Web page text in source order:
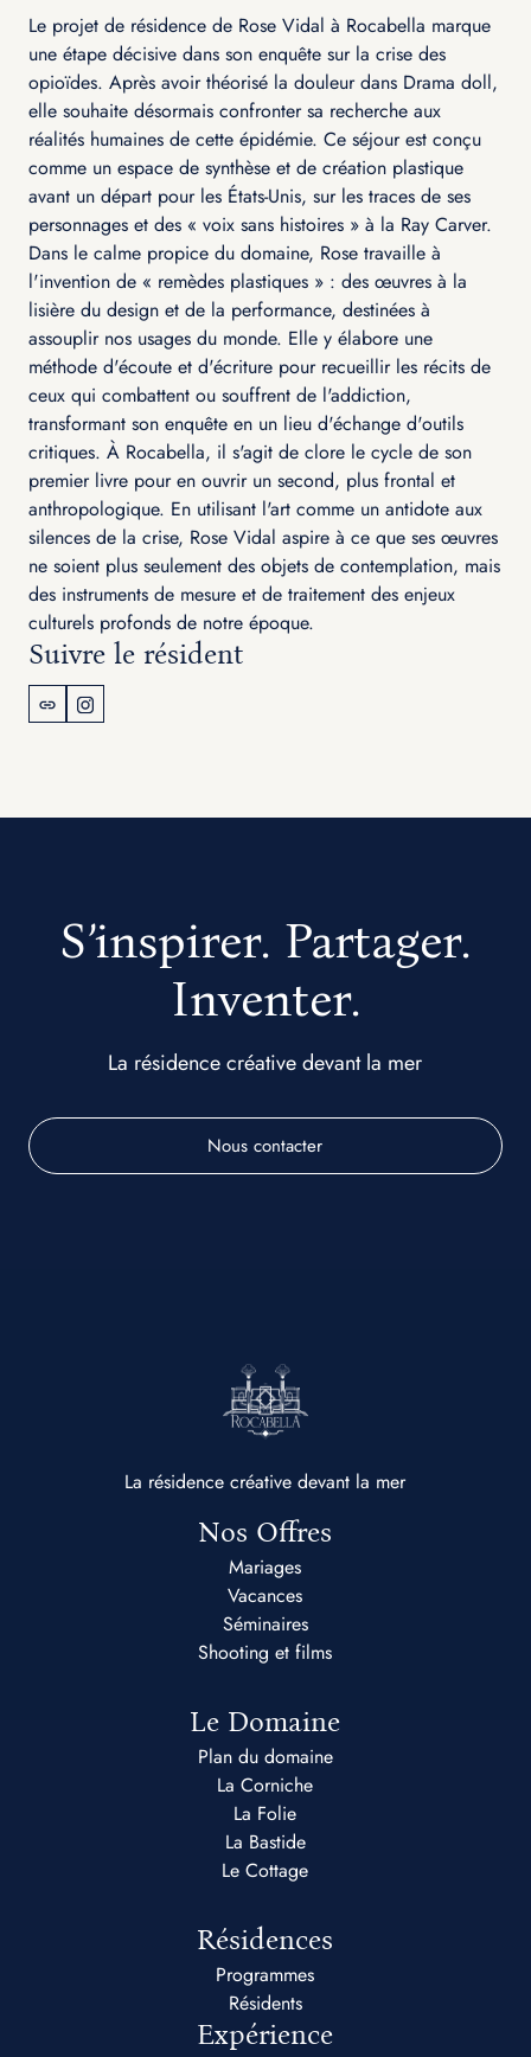
Le projet de résidence de Rose Vidal à Rocabella marque
une étape décisive dans son enquête sur la crise des
opioïdes. Après avoir théorisé la douleur dans Drama doll,
elle souhaite désormais confronter sa recherche aux
réalités humaines de cette épidémie. Ce séjour est conçu
comme un espace de synthèse et de création plastique
avant un départ pour les États-Unis, sur les traces de ses
personnages et des « voix sans histoires » à la Ray Carver.
Dans le calme propice du domaine, Rose travaille à
l'invention de « remèdes plastiques » : des œuvres à la
lisière du design et de la performance, destinées à
assouplir nos usages du monde. Elle y élabore une
méthode d'écoute et d'écriture pour recueillir les récits de
ceux qui combattent ou souffrent de l'addiction,
transformant son enquête en un lieu d'échange d'outils
critiques. À Rocabella, il s'agit de clore le cycle de son
premier livre pour en ouvrir un second, plus frontal et
anthropologique. En utilisant l'art comme un antidote aux
silences de la crise, Rose Vidal aspire à ce que ses œuvres
ne soient plus seulement des objets de contemplation, mais
des instruments de mesure et de traitement des enjeux
culturels profonds de notre époque.
Suivre le résident
S’inspirer. Partager.
Inventer.
La résidence créative devant la mer
Nous contacter
La résidence créative devant la mer
Nos Offres
Mariages
Vacances
Séminaires
Shooting et films
Le Domaine
Plan du domaine
La Corniche
La Folie
La Bastide
Le Cottage
Résidences
Programmes
Résidents
Expérience